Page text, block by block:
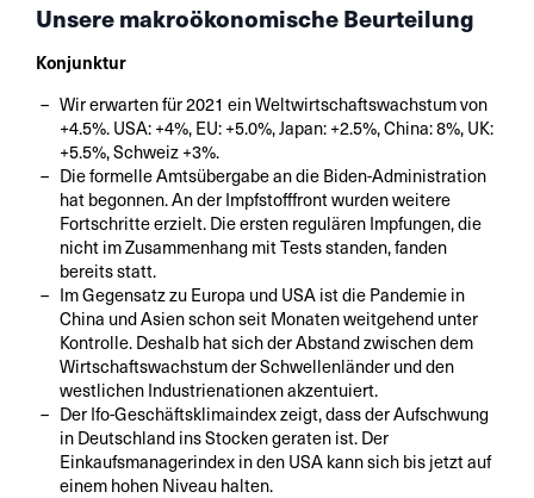
Unsere makroökonomische Beurteilung
Konjunktur
Wir erwarten für 2021 ein Weltwirtschaftswachstum von
+4.5%. USA: +4%, EU: +5.0%, Japan: +2.5%, China: 8%, UK:
+5.5%, Schweiz +3%.
Die formelle Amtsübergabe an die Biden-Administration
hat begonnen. An der Impfstofffront wurden weitere
Fortschritte erzielt. Die ersten regulären Impfungen, die
nicht im Zusammenhang mit Tests standen, fanden
bereits statt.
Im Gegensatz zu Europa und USA ist die Pandemie in
China und Asien schon seit Monaten weitgehend unter
Kontrolle. Deshalb hat sich der Abstand zwischen dem
Wirtschaftswachstum der Schwellenländer und den
westlichen Industrienationen akzentuiert.
Der Ifo-Geschäftsklimaindex zeigt, dass der Aufschwung
in Deutschland ins Stocken geraten ist. Der
Einkaufsmanagerindex in den USA kann sich bis jetzt auf
einem hohen Niveau halten.